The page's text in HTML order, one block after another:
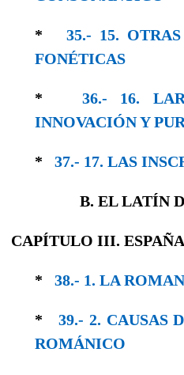
* 35.- 15.
FONÉTICAS
* 36.- 16.
INNOVACIÓN Y
* 37.- 17. LAS
B. EL LATÍN
CAPÍTULO III.
* 38.- 1. LA
*39.- 2. CAUSAS
RO­MÁNICO